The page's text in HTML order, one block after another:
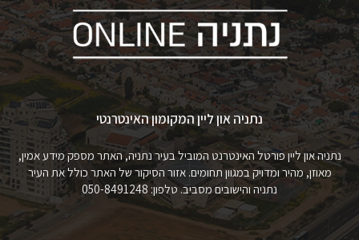
נתניה און ליין המקומון האינטרנטי
נתניה און ליין פורטל האינטרנט המוביל בעיר נתניה, האתר מספק מידע אמין,
מאוזן, מהיר ומדויק במגוון תחומים. אזור הסיקור של האתר כולל את העיר
נתניה והישובים מסביב. טלפון: 050-8491248